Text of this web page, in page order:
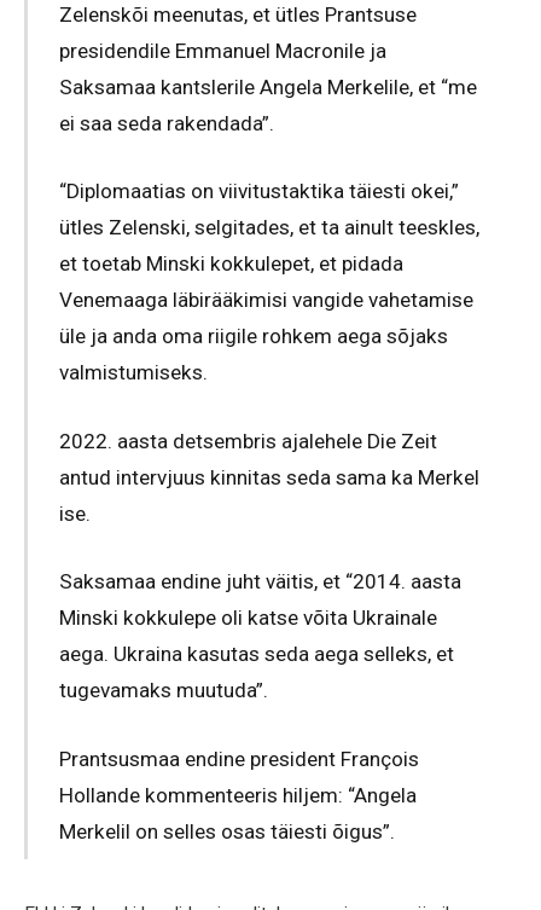
Zelenskõi meenutas, et ütles Prantsuse
presidendile Emmanuel Macronile ja
Saksamaa kantslerile Angela Merkelile, et “me
ei saa seda rakendada”.
“Diplomaatias on viivitustaktika täiesti okei,”
ütles Zelenski, selgitades, et ta ainult teeskles,
et toetab Minski kokkulepet, et pidada
Venemaaga läbirääkimisi vangide vahetamise
üle ja anda oma riigile rohkem aega sõjaks
valmistumiseks.
2022. aasta detsembris ajalehele Die Zeit
antud intervjuus kinnitas seda sama ka Merkel
ise.
Saksamaa endine juht väitis, et “2014. aasta
Minski kokkulepe oli katse võita Ukrainale
aega. Ukraina kasutas seda aega selleks, et
tugevamaks muutuda”.
Prantsusmaa endine president François
Hollande kommenteeris hiljem: “Angela
Merkelil on selles osas täiesti õigus”.